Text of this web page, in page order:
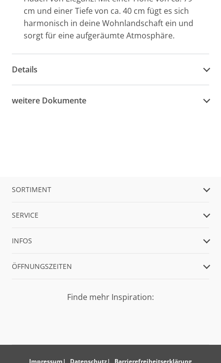
cm und einer Tiefe von ca. 40 cm fügt es sich
harmonisch in deine Wohnlandschaft ein und
sorgt für eine aufgeräumte Atmosphäre.
Details
weitere Dokumente
SORTIMENT
SERVICE
INFOS
ÖFFNUNGSZEITEN
Finde mehr Inspiration:
Impressum Datenschutz Barrierefreiheitserklärung